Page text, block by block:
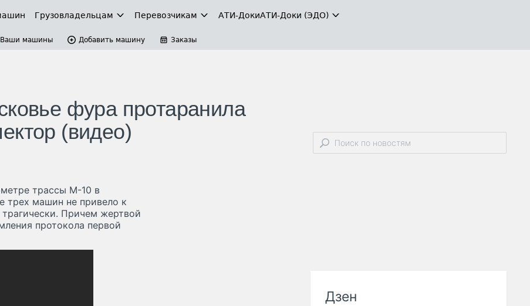
Грузовладельцам Перевозчикам АТИ-ДокиАТИ-Доки (ЭДО)
Ваши машины Добавить машину Заказы
фура протаранила
(видео)
трассы М-10 в
трех машин не привело к
Причем жертвой
протокола первой
Дзен